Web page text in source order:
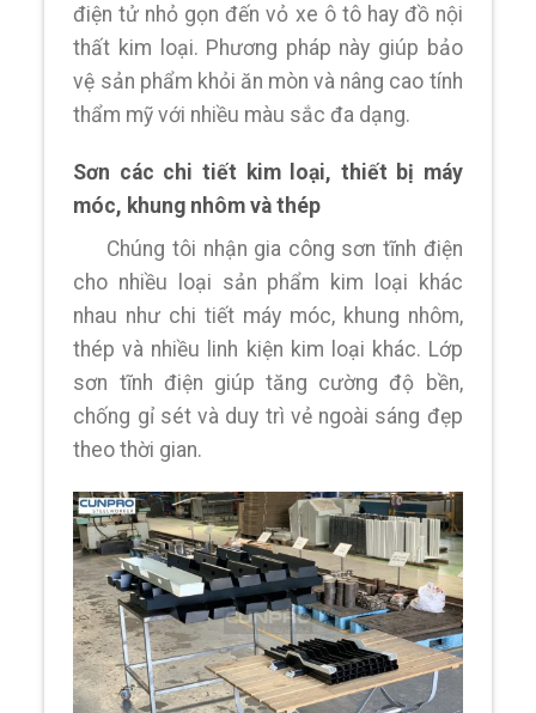
điện tử nhỏ gọn đến vỏ xe ô tô hay đồ nội
thất kim loại. Phương pháp này giúp bảo
vệ sản phẩm khỏi ăn mòn và nâng cao tính
thẩm mỹ với nhiều màu sắc đa dạng.
Sơn các chi tiết kim loại, thiết bị máy
móc, khung nhôm và thép
Chúng tôi nhận gia công sơn tĩnh điện
cho nhiều loại sản phẩm kim loại khác
nhau như chi tiết máy móc, khung nhôm,
thép và nhiều linh kiện kim loại khác. Lớp
sơn tĩnh điện giúp tăng cường độ bền,
chống gỉ sét và duy trì vẻ ngoài sáng đẹp
theo thời gian.